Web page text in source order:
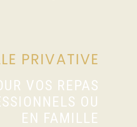
PRIVATIVE
VOS REPAS
OU
EN FAMILLE